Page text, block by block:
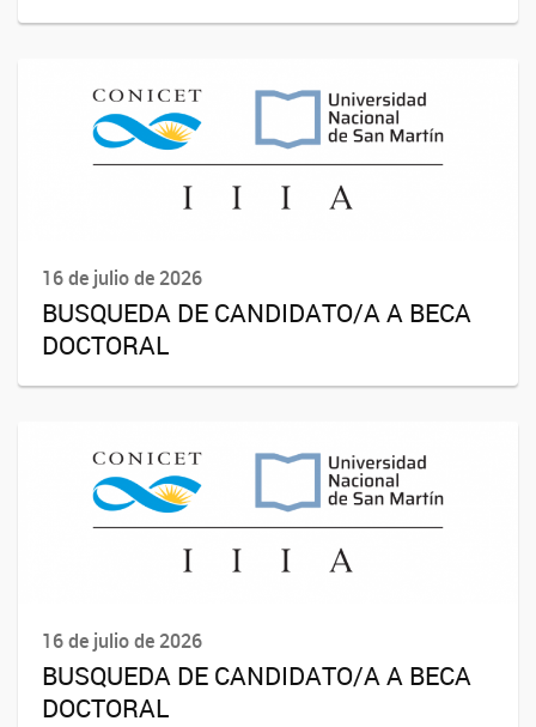
16 de julio de 2026
BUSQUEDA DE CANDIDATO/A A BECA
DOCTORAL
16 de julio de 2026
BUSQUEDA DE CANDIDATO/A A BECA
DOCTORAL